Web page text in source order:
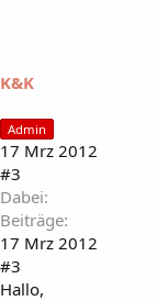
K&K
Admin
17 Mrz 2012
#3
Dabei
Beiträge
17 Mrz 2012
#3
Hallo,